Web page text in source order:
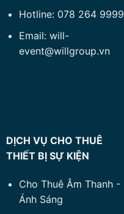
Hotline: 078 264 9999
Email: will-
event@willgroup.vn
DỊCH VỤ CHO THUÊ
THIẾT BỊ SỰ KIỆN
Cho Thuê Âm Thanh -
Ánh Sáng